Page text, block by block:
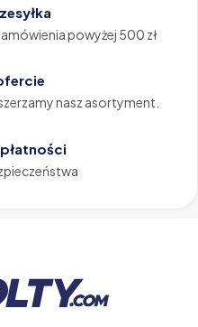
powyżej 500 zł
nasz asortyment.